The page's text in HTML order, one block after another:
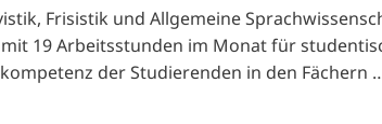
Frisistik und Allgemeine
mit 19 Arbeitsstunden im Monat für
der Studierenden in den Fächern